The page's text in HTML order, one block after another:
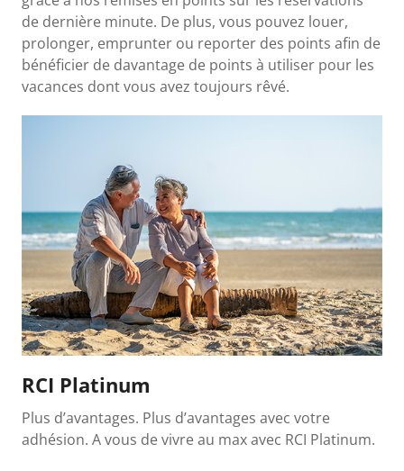
de dernière minute. De plus, vous pouvez louer,
prolonger, emprunter ou reporter des points afin de
bénéficier de davantage de points à utiliser pour les
vacances dont vous avez toujours rêvé.
RCI Platinum
Plus d’avantages. Plus d’avantages avec votre
adhésion. A vous de vivre au max avec RCI Platinum.